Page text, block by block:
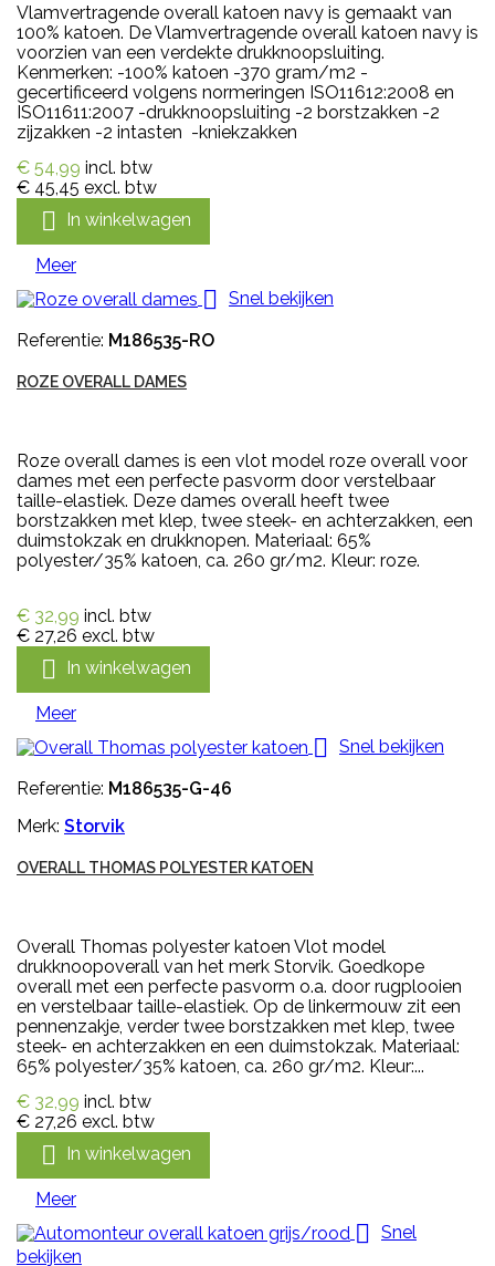
Vlamvertragende overall katoen navy is gemaakt van
100% katoen. De Vlamvertragende overall katoen navy is
voorzien van een verdekte drukknoopsluiting.
Kenmerken: -100% katoen -370 gram/m2 -
gecertificeerd volgens normeringen ISO11612:2008 en
ISO11611:2007 -drukknoopsluiting -2 borstzakken -2
zijzakken -2 intasten -kniekzakken
€ 54,99 incl. btw
€ 45,45 excl. btw
 In winkelwagen
Meer
 Snel bekijken
Referentie: M186535-RO
ROZE OVERALL DAMES
Roze overall dames is een vlot model roze overall voor
dames met een perfecte pasvorm door verstelbaar
taille-elastiek. Deze dames overall heeft twee
borstzakken met klep, twee steek- en achterzakken, een
duimstokzak en drukknopen. Materiaal: 65%
polyester/35% katoen, ca. 260 gr/m2. Kleur: roze.
€ 32,99 incl. btw
€ 27,26 excl. btw
 In winkelwagen
Meer
 Snel bekijken
Referentie: M186535-G-46
Merk: Storvik
OVERALL THOMAS POLYESTER KATOEN
Overall Thomas polyester katoen Vlot model
drukknoopoverall van het merk Storvik. Goedkope
overall met een perfecte pasvorm o.a. door rugplooien
en verstelbaar taille-elastiek. Op de linkermouw zit een
pennenzakje, verder twee borstzakken met klep, twee
steek- en achterzakken en een duimstokzak. Materiaal:
65% polyester/35% katoen, ca. 260 gr/m2. Kleur:...
€ 32,99 incl. btw
€ 27,26 excl. btw
 In winkelwagen
Meer
 Snel
bekijken